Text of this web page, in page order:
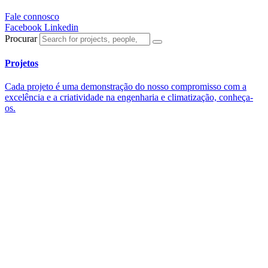
Fale connosco
Facebook Linkedin
Procurar
Projetos
Cada projeto é uma demonstração do nosso compromisso com a
excelência e a criatividade na engenharia e climatização, conheça-
os.